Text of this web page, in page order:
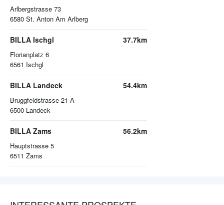
Arlbergstrasse 73
6580 St. Anton Am Arlberg
BILLA Ischgl
Florianplatz 6
6561 Ischgl
37.7km
BILLA Landeck
Bruggfeldstrasse 21 A
6500 Landeck
54.4km
BILLA Zams
Hauptstrasse 5
6511 Zams
56.2km